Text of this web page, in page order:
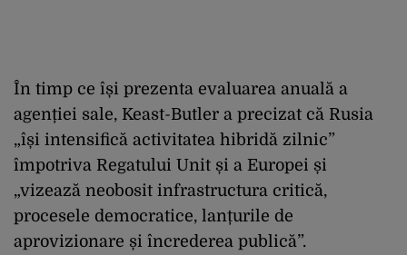
În timp ce își prezenta evaluarea anuală a
agenției sale, Keast-Butler a precizat că Rusia
„își intensifică activitatea hibridă zilnic”
împotriva Regatului Unit și a Europei și
„vizează neobosit infrastructura critică,
procesele democratice, lanțurile de
aprovizionare și încrederea publică”.